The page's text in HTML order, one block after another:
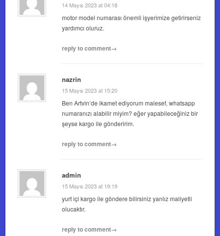
14 Mayıs 2023 at 04:18
motor model numarası önemli işyerimize getirirseniz
yardımcı oluruz.
reply to comment→
nazrin
15 Mayıs 2023 at 15:20
Ben Artvin’de ikamet ediyorum malesef, whatsapp
numaranızı alabilir miyim? eğer yapabileceğiniz bir
şeyse kargo ile gönderirim.
reply to comment→
admin
15 Mayıs 2023 at 19:19
yurt içi kargo ile göndere bilirsiniz yanlız maliyetli
olucaktır.
reply to comment→